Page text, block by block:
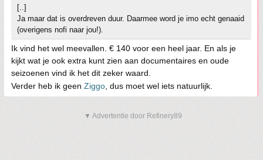
[..]
Ja maar dat is overdreven duur. Daarmee word je imo echt genaaid
(overigens nofi naar jou!).
Ik vind het wel meevallen. € 140 voor een heel jaar. En als je
kijkt wat je ook extra kunt zien aan documentaires en oude
seizoenen vind ik het dit zeker waard.
Verder heb ik geen Ziggo , dus moet wel iets natuurlijk.
▼ Advertentie door Refinery89